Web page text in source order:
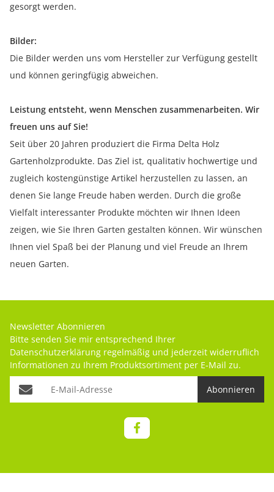
gesorgt werden.
Bilder:
Die Bilder werden uns vom Hersteller zur Verfügung gestellt
und können geringfügig abweichen.
Leistung entsteht, wenn Menschen zusammenarbeiten. Wir
freuen uns auf Sie!
Seit über 20 Jahren produziert die Firma Delta Holz
Gartenholzprodukte. Das Ziel ist, qualitativ hochwertige und
zugleich kostengünstige Artikel herzustellen zu lassen, an
denen Sie lange Freude haben werden. Durch die große
Vielfalt interessanter Produkte möchten wir Ihnen Ideen
zeigen, wie Sie Ihren Garten gestalten können. Wir wünschen
Ihnen viel Spaß bei der Planung und viel Freude an Ihrem
neuen Garten.
Newsletter Abonnieren
Bitte senden Sie mir entsprechend Ihrer
Datenschutzerklärung regelmäßig und jederzeit widerruflich
Informationen zu Ihrem Produktsortiment per E-Mail zu.
Abonnieren